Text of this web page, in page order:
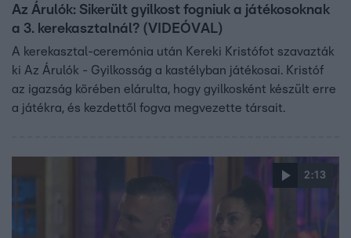
Az Árulók: Sikerült gyilkost fogniuk a játékosoknak
a 3. kerekasztalnál? (VIDEÓVAL)
A kerekasztal-ceremónia után Kereki Kristófot szavazták
ki Az Árulók - Gyilkosság a kastélyban játékosai. Kristóf
az igazság körében elárulta, hogy gyilkosként készült erre
a játékra, és kezdettől fogva megvezette társait.
2:13